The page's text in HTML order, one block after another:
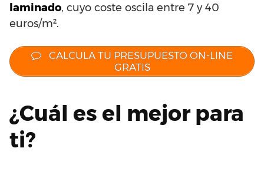
laminado, cuyo coste oscila entre 7 y 40
euros/m².
CALCULA TU PRESUPUESTO ON-LINE
GRATIS
¿Cuál es el mejor para
ti?